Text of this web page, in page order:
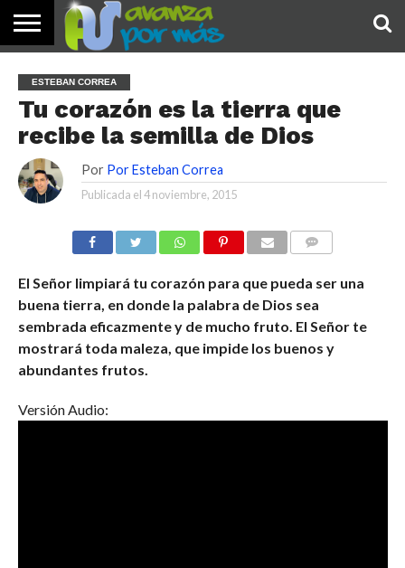
PALABRA
DE HOY
DEVOCIONALES
NOTICIAS
TESTIMONIOS
ORACIONES
SOBRE
NOSOTROS
IMÁGENES
ESTEBAN CORREA
Tu corazón es la tierra que
recibe la semilla de Dios
Por Por Esteban Correa
Publicada el4 noviembre, 2015
El Señor limpiará tu corazón para que pueda ser una
buena tierra, en donde la palabra de Dios sea
sembrada eficazmente y de mucho fruto. El Señor te
mostrará toda maleza, que impide los buenos y
abundantes frutos.
Versión Audio: